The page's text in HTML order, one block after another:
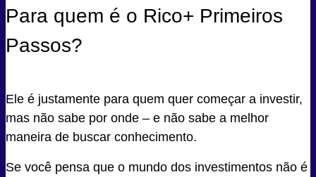
Para quem é o Rico+ Primeiros
Passos?
Ele é justamente para quem quer começar a investir,
mas não sabe por onde – e não sabe a melhor
maneira de buscar conhecimento.
Se você pensa que o mundo dos investimentos não é